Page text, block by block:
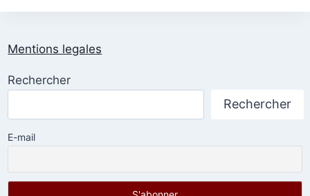
Mentions legales
Rechercher
Rechercher
E-mail